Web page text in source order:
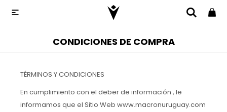

CONDICIONES DE COMPRA
TÉRMINOS Y CONDICIONES
En cumplimiento con el deber de información , le
informamos que el Sitio Web www.macronuruguay.com